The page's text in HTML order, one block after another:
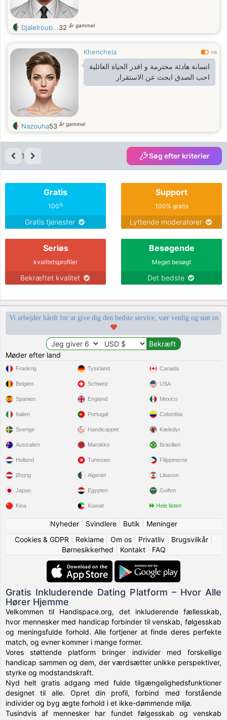
Djalelroub...32 år gammel
Khenchela 0.6
انسانة هادئة محترمة و اقدر الحياة العائلية
احب الصدق ابحث عن الاستقرار
Nazouha53 år gammel
1 Søg efter kriterier
Gratis
100%
Gratis tjenester
Support
100% gratis
Lyttende moderatorer
Seriøs
kvalitetsprofiler
Bekræftet kvalitet
Besøgende
Meget besøgt
Det bedste
Vi arbejder hårdt for at give dig den bedste service, vær venlig og støt os
Møder efter land
Frankrig
Belgien
Spanien
Italien
Sverige
Tyskland
Schweiz
England
Portugal
Handicappet
Canada
USA
Mexico
Colombia
Kæledyr
Australien
Holland
Østrig
Japan
Kina
Marokko
Tunesien
Algeriet
Egypten
Kuwait
Brasilien
Filippinerne
Libanon
Golfen
Hele listen
Nyheder| Svindlere| Butik
Meninger
Cookies & GDPR
Reklame| Om os| Privatliv| Brugsvilkår|
Børnesikkerhed
Kontakt| FAQ
Gratis Inkluderende Dating Platform – Hvor Alle
Hører Hjemme
Velkommen til Handispace.org, det inkluderende fællesskab,
hvor mennesker med handicap forbinder til venskab, følgesskab
og meningsfulde forhold. Alle fortjener at finde deres perfekte
match, og evner kommer i mange former.
Vores støttende platform bringer individer med forskellige
handicap sammen og dem, der værdsætter unikke perspektiver,
styrke og modstandskraft.
Nyd helt gratis adgang med fulde tilgængelighedsfunktioner
designet til alle. Opret din profil, forbind med forstående
individer og byg ægte forhold i et ikke-dømmende miljø.
Tusindvis af mennesker har fundet følgesskab og venskab